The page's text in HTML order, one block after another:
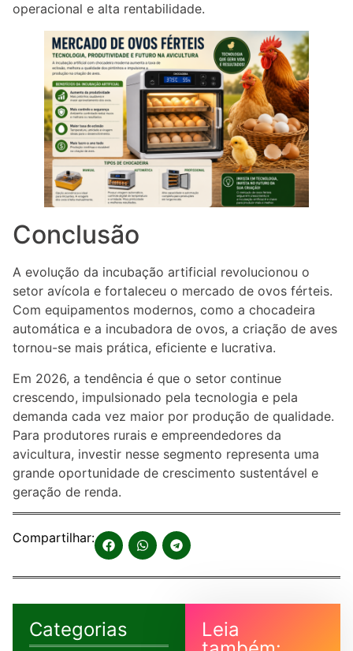
operacional e alta rentabilidade.
Conclusão
A evolução da incubação artificial revolucionou o
setor avícola e fortaleceu o mercado de ovos férteis.
Com equipamentos modernos, como a chocadeira
automática e a incubadora de ovos, a criação de aves
tornou-se mais prática, eficiente e lucrativa.
Em 2026, a tendência é que o setor continue
crescendo, impulsionado pela tecnologia e pela
demanda cada vez maior por produção de qualidade.
Para produtores rurais e empreendedores da
avicultura, investir nesse segmento representa uma
grande oportunidade de crescimento sustentável e
geração de renda.
Compartilhar:
Categorias
Leia